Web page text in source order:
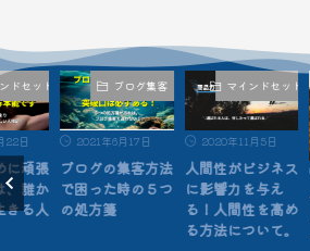
グ集客
17日
客方法
の５つ
マインドセット
2020年11月5日
人間性がビジネス
に影響力を与え
る！人間性を高め
リーダーシップ
2020年10月20日
今の自分にできる
ことを続けるだけ
で必ず人生は変え